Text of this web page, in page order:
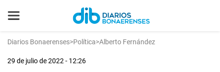
Diarios Bonaerenses>Política>Alberto Fernández
29 de julio de 2022 - 12:26